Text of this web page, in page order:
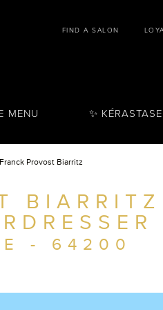
Franck Provost Biarritz
- 64200
FIND A SALON
MENU ✨